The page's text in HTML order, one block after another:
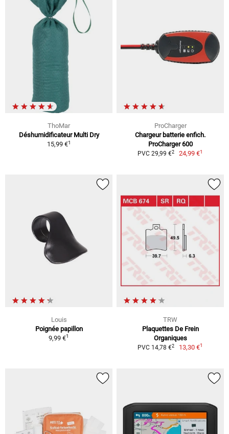
ThoMar
Déshumidificateur Multi Dry
15,99 €1
ProCharger
Chargeur batterie enfich.
ProCharger 600
PVC 29,99 €2 24,99 €1
Louis
Poignée papillon
9,99 €1
TRW
Plaquettes De Frein
Organiques
PVC 14,78 €2 13,30 €1